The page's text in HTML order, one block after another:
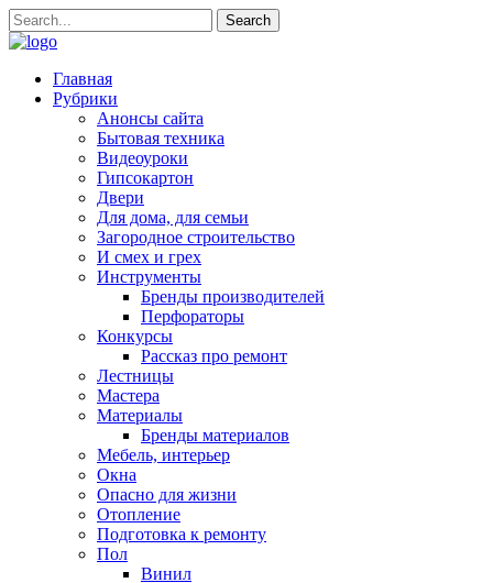
Главная
Рубрики
Анонсы сайта
Бытовая техника
Видеоуроки
Гипсокартон
Двери
Для дома, для семьи
Загородное строительство
И смех и грех
Инструменты
Бренды производителей
Перфораторы
Конкурсы
Рассказ про ремонт
Лестницы
Мастера
Материалы
Бренды материалов
Мебель, интерьер
Окна
Опасно для жизни
Отопление
Подготовка к ремонту
Пол
Винил